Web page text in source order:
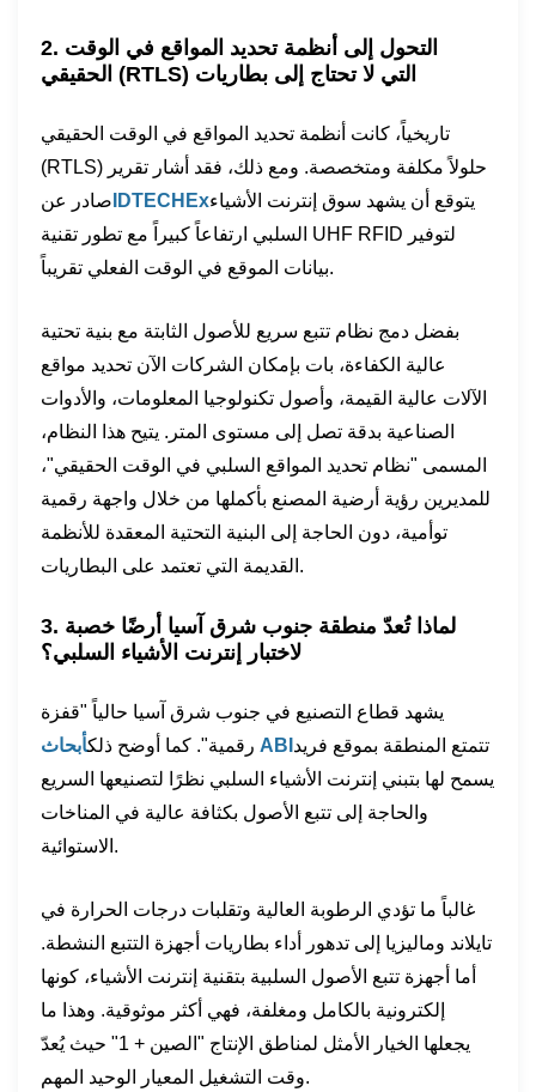
2. التحول إلى أنظمة تحديد المواقع في الوقت
الحقيقي (RTLS) التي لا تحتاج إلى بطاريات
تاريخياً، كانت أنظمة تحديد المواقع في الوقت الحقيقي
(RTLS) حلولاً مكلفة ومتخصصة. ومع ذلك، فقد أشار تقرير
صادر عن IDTECHExيتوقع أن يشهد سوق إنترنت الأشياء
السلبي ارتفاعاً كبيراً مع تطور تقنية UHF RFID لتوفير
بيانات الموقع في الوقت الفعلي تقريباً.
بفضل دمج نظام تتبع سريع للأصول الثابتة مع بنية تحتية
عالية الكفاءة، بات بإمكان الشركات الآن تحديد مواقع
الآلات عالية القيمة، وأصول تكنولوجيا المعلومات، والأدوات
الصناعية بدقة تصل إلى مستوى المتر. يتيح هذا النظام،
المسمى "نظام تحديد المواقع السلبي في الوقت الحقيقي"،
للمديرين رؤية أرضية المصنع بأكملها من خلال واجهة رقمية
توأمية، دون الحاجة إلى البنية التحتية المعقدة للأنظمة
القديمة التي تعتمد على البطاريات.
3. لماذا تُعدّ منطقة جنوب شرق آسيا أرضًا خصبة
لاختبار إنترنت الأشياء السلبي؟
يشهد قطاع التصنيع في جنوب شرق آسيا حالياً "قفزة
رقمية". كما أوضح ذلك أبحاث ABI تتمتع المنطقة بموقع فريد
يسمح لها بتبني إنترنت الأشياء السلبي نظرًا لتصنيعها السريع
والحاجة إلى تتبع الأصول بكثافة عالية في المناخات
الاستوائية.
غالباً ما تؤدي الرطوبة العالية وتقلبات درجات الحرارة في
تايلاند وماليزيا إلى تدهور أداء بطاريات أجهزة التتبع النشطة.
أما أجهزة تتبع الأصول السلبية بتقنية إنترنت الأشياء، كونها
إلكترونية بالكامل ومغلفة، فهي أكثر موثوقية. وهذا ما
يجعلها الخيار الأمثل لمناطق الإنتاج "الصين + 1" حيث يُعدّ
وقت التشغيل المعيار الوحيد المهم.